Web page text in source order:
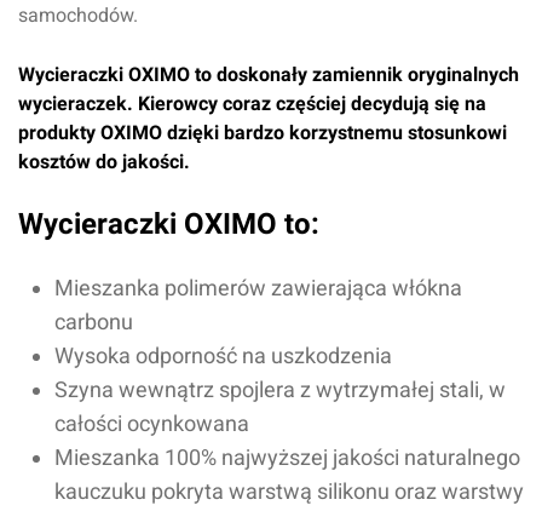
samochodów.
Wycieraczki OXIMO to doskonały zamiennik oryginalnych
wycieraczek. Kierowcy coraz częściej decydują się na
produkty OXIMO dzięki bardzo korzystnemu stosunkowi
kosztów do jakości.
Wycieraczki OXIMO to:
Mieszanka polimerów zawierająca włókna
carbonu
Wysoka odporność na uszkodzenia
Szyna wewnątrz spojlera z wytrzymałej stali, w
całości ocynkowana
Mieszanka 100% najwyższej jakości naturalnego
kauczuku pokryta warstwą silikonu oraz warstwy